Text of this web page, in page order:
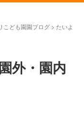
こども園園ブログ > たいよ
外・園内